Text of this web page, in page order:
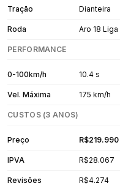
Tração Dianteira
Roda Aro 18
PERFORMANCE
0-100km/h 10.4 s
Vel. Máxima 175 km/h
CUSTOS (3 ANOS)
Preço R$219.990
IPVA R$28.067
Revisões R$4.274